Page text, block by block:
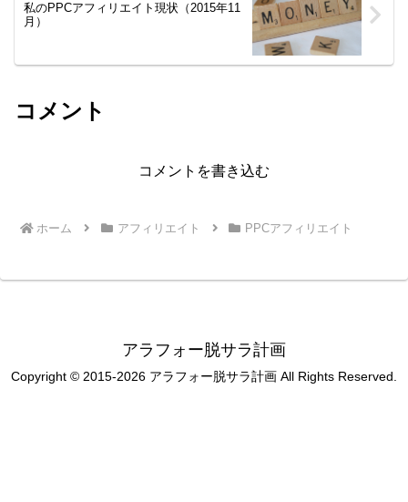
私のPPCアフィリエイト現状（2015年11
月）
コメント
コメントを書き込む
ホーム アフィリエイト PPCアフィリエイト
アラフォー脱サラ計画
Copyright © 2015-2026 アラフォー脱サラ計画 All Rights Reserved.